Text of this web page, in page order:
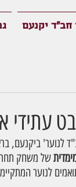
חב"ד יקנעם
לנוער' ביקנעם,
של משחק
לנוער